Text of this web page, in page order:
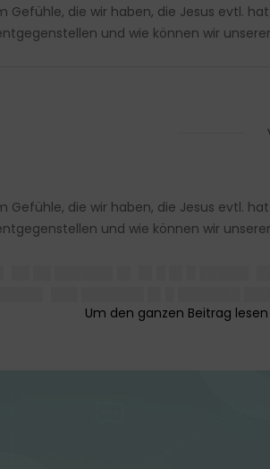
Gefühle, die wir haben, die Jesus evtl.
und wie können wir
Gefühle, die wir haben, die Jesus evtl.
und wie können wir